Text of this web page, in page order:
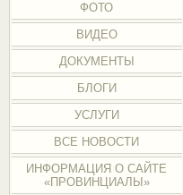
ФОТО
ВИДЕО
ДОКУМЕНТЫ
БЛОГИ
УСЛУГИ
ВСЕ НОВОСТИ
ИНФОРМАЦИЯ О САЙТЕ
«ПРОВИНЦИАЛЫ»